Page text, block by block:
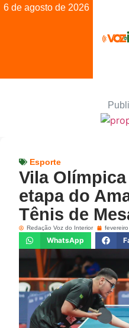
6 de agosto de 2026
Esporte
Vila Olímpica
etapa do
Tênis de
Redação Voz do Interior
WhatsApp